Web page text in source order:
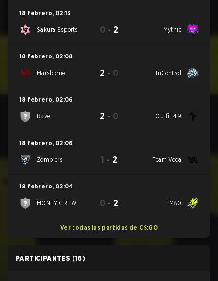
18 febrero, 02:13
Sakura Esports 0 - 2 Mythic
18 febrero, 02:08
Marsborne 2 - 0 InControl
18 febrero, 02:06
Rave 2 - 0 Outfit 49
18 febrero, 02:06
Zomblers 1 - 2 Team Voca
18 febrero, 02:04
MONEY CREW 0 - 2 M80
Ver todas las partidas de CS:GO
PARTICIPANTES (16)